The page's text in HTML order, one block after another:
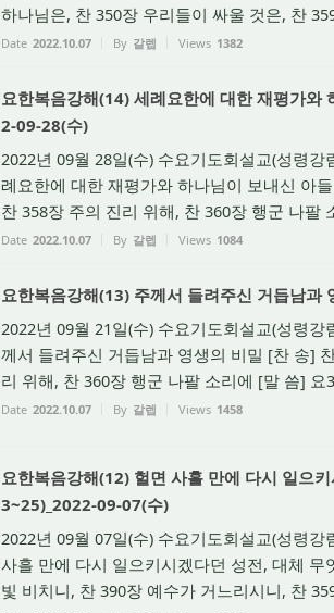
하나님은, 찬 350장 우리들이 싸울 것은, 찬
Date 2022.10.07 By 갈렙 Views 1382
요한복음강해(14) 세례요한에 대한 재평가
2-09-28(수)
2022년 09월 28일(수) 수요기도회설교(성령
례요한에 대한 재평가와 하나님이 보내신 아
찬 358장 주의 진리 위해, 찬 360장 행군 나팔
Date 2022.10.07 By 갈렙 Views 1084
요한복음강해(13) 주께서 들려주신 거듭남
2022년 09월 21일(수) 수요기도회설교(성령
께서 들려주신 거듭남과 영생의 비밀 [찬 송]
리 위해, 찬 360장 행군 나팔 소리에 [말 씀] 요
Date 2022.10.07 By 갈렙 Views 1458
요한복음강해(12) 헐면 사흘 만에 다시 일으
3~25)_2022-09-07(수)
2022년 09월 07일(수) 수요기도회설교(성령
사흘 만에 다시 일으키시겠다던 성전, 대체
빛 비치니, 찬 390장 예수가 거느리시니, 찬